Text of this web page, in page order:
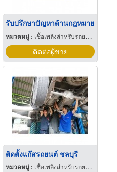
รับปรึกษาปัญหาด้านกฎหมาย
หมวดหมู่ : เชื้อเพลิงสำหรับรถยนต์แก๊ส
ติดต่อผู้ขาย
ติดตั้งแก๊สรถยนต์ ชลบุรี
หมวดหมู่ : เชื้อเพลิงสำหรับรถยนต์แก๊ส